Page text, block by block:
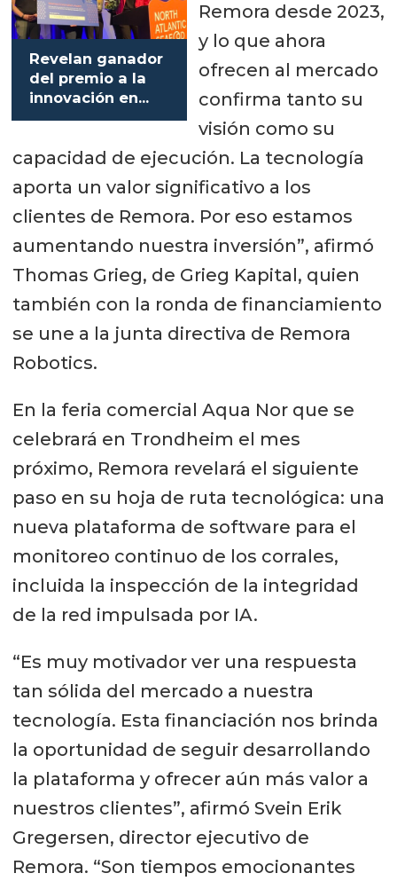
Revelan ganador
del premio a la
innovación en
productos del
Remora desde 2023,
y lo que ahora
ofrecen al mercado
confirma tanto su
visión como su
capacidad de ejecución. La tecnología
aporta un valor significativo a los
clientes de Remora. Por eso estamos
aumentando nuestra inversión”, afirmó
Thomas Grieg, de Grieg Kapital, quien
también con la ronda de financiamiento
se une a la junta directiva de Remora
Robotics.
En la feria comercial Aqua Nor que se
celebrará en Trondheim el mes
próximo, Remora revelará el siguiente
paso en su hoja de ruta tecnológica: una
nueva plataforma de software para el
monitoreo continuo de los corrales,
incluida la inspección de la integridad
de la red impulsada por IA.
“Es muy motivador ver una respuesta
tan sólida del mercado a nuestra
tecnología. Esta financiación nos brinda
la oportunidad de seguir desarrollando
la plataforma y ofrecer aún más valor a
nuestros clientes”, afirmó Svein Erik
Gregersen, director ejecutivo de
Remora. “Son tiempos emocionantes